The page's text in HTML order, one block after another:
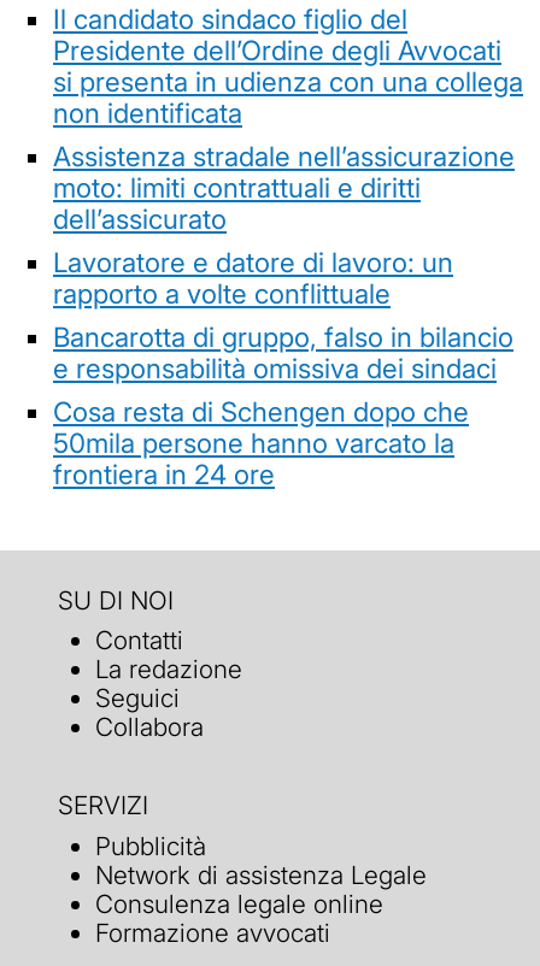
Il candidato sindaco figlio del
Presidente dell’Ordine degli Avvocati
si presenta in udienza con una collega
non identificata
Assistenza stradale nell’assicurazione
moto: limiti contrattuali e diritti
dell’assicurato
Lavoratore e datore di lavoro: un
rapporto a volte conflittuale
Bancarotta di gruppo, falso in bilancio
e responsabilità omissiva dei sindaci
Cosa resta di Schengen dopo che
50mila persone hanno varcato la
frontiera in 24 ore
SU DI NOI
Contatti
La redazione
Seguici
Collabora
SERVIZI
Pubblicità
Network di assistenza Legale
Consulenza legale online
Formazione avvocati